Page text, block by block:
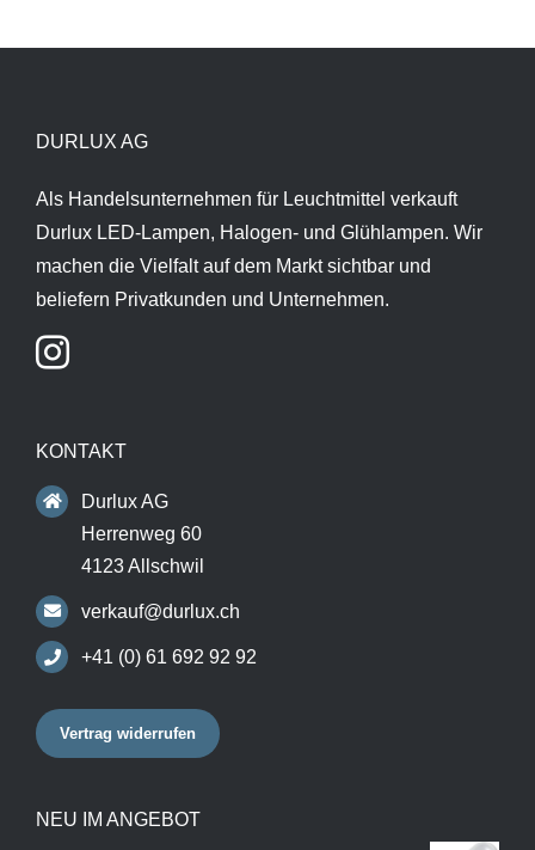
DURLUX AG
Als Handelsunternehmen für Leuchtmittel verkauft
Durlux LED-Lampen, Halogen- und Glühlampen. Wir
machen die Vielfalt auf dem Markt sichtbar und
beliefern Privatkunden und Unternehmen.
KONTAKT
Durlux AG
Herrenweg 60
4123 Allschwil
verkauf@durlux.ch
+41 (0) 61 692 92 92
Vertrag widerrufen
NEU IM ANGEBOT